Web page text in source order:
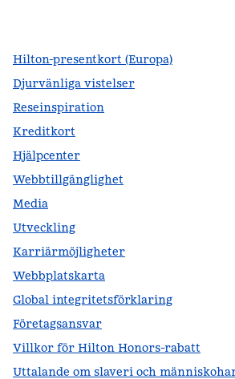
Hilton-presentkort (Europa)
Djurvänliga vistelser
Reseinspiration
Kreditkort
Hjälpcenter
Webbtillgänglighet
Media
Utveckling
Karriärmöjligheter
Webbplatskarta
Global integritetsförklaring
Företagsansvar
Villkor för Hilton Honors-rabatt
Uttalande om slaveri och